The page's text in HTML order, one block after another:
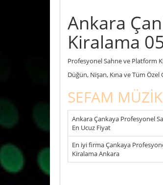
Ankara
Kiralama
Profesyonel Sahne ve Platform
Düğün, Nişan, Kına ve Tüm Özel
SEFAM
Ankara Çankaya Profesyonel
En Ucuz Fiyat
En iyi firma Çankaya
Kiralama Ankara